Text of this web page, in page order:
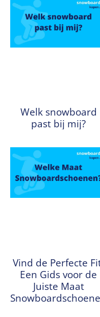
Welk snowboard
past bij mij?
Vind de Perfecte
Een Gids voor de
Juiste Maat